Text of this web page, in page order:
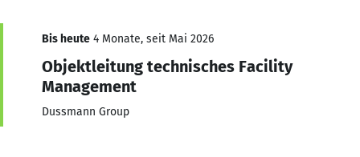
Bis heute 4 Monate, seit Mai 2026
Objektleitung technisches Facility
Management
Dussmann Group